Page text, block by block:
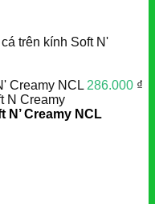
trên kính Soft N'
Creamy NCL 286.000 ₫
N’ Creamy NCL